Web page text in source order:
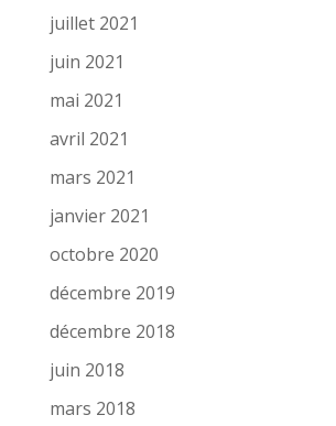
juillet 2021
juin 2021
mai 2021
avril 2021
mars 2021
janvier 2021
octobre 2020
décembre 2019
décembre 2018
juin 2018
mars 2018